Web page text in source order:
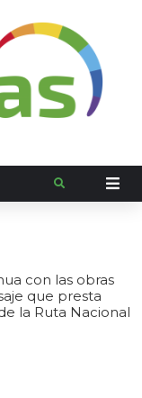
con las obras
que presta
la Ruta Nacional